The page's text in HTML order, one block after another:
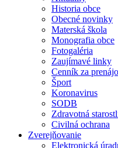
Historia obce
Obecné novinky
Materská škola
Monografia obce
Fotogaléria
Zaujímavé linky
Cenník za
Šport
Koronavirus
SODB
Zdravotná
Civilná ochrana
Zverejňovanie
Elektronická